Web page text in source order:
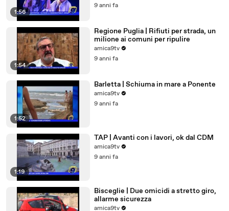
1:56
9 anni fa
1:54
Regione Puglia | Rifiuti per strada, un
milione ai comuni per ripulire
amica9tv
9 anni fa
1:52
Barletta | Schiuma in mare a Ponente
amica9tv
9 anni fa
1:19
TAP | Avanti con i lavori, ok dal CDM
amica9tv
9 anni fa
Bisceglie | Due omicidi a stretto giro,
allarme sicurezza
amica9tv